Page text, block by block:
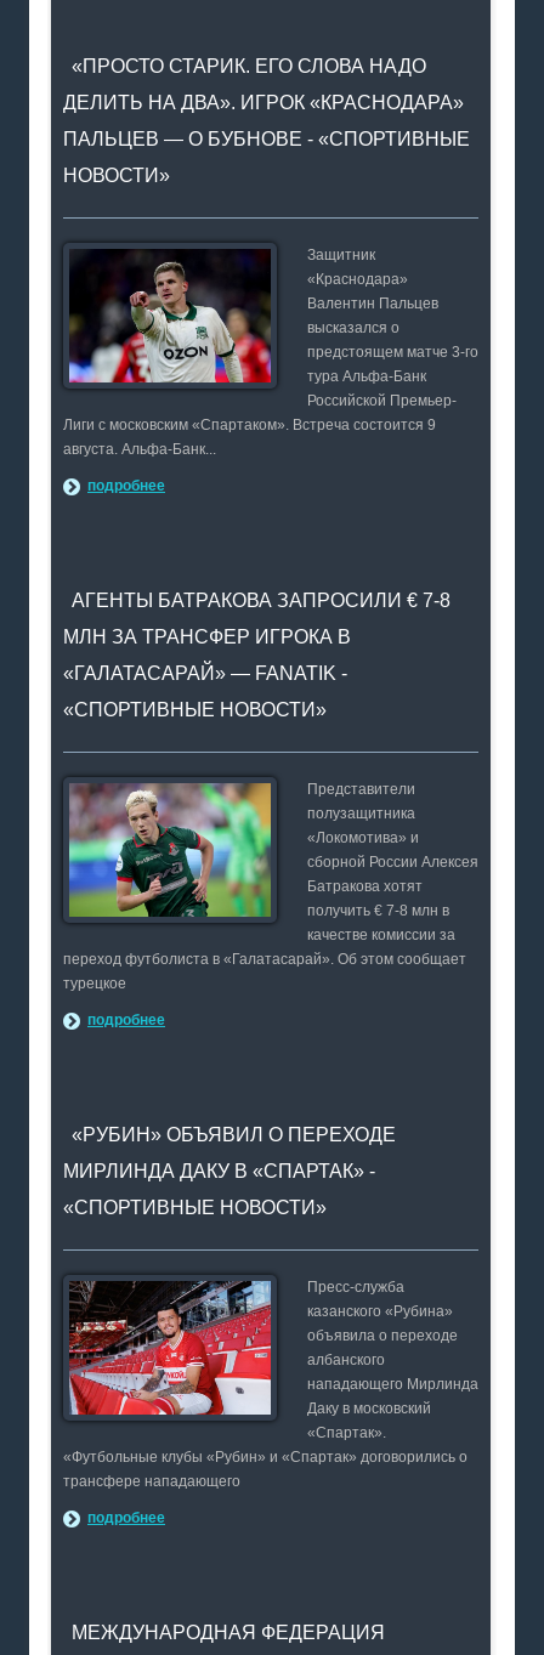
«ПРОСТО СТАРИК. ЕГО СЛОВА НАДО
ДЕЛИТЬ НА ДВА». ИГРОК «КРАСНОДАРА»
ПАЛЬЦЕВ — О БУБНОВЕ - «СПОРТИВНЫЕ
НОВОСТИ»
Защитник
«Краснодара»
Валентин Пальцев
высказался о
предстоящем матче 3-го
тура Альфа-Банк
Российской Премьер-
Лиги с московским «Спартаком». Встреча состоится 9
августа. Альфа-Банк...
подробнее
АГЕНТЫ БАТРАКОВА ЗАПРОСИЛИ € 7-8
МЛН ЗА ТРАНСФЕР ИГРОКА В
«ГАЛАТАСАРАЙ» — FANATIK -
«СПОРТИВНЫЕ НОВОСТИ»
Представители
полузащитника
«Локомотива» и
сборной России Алексея
Батракова хотят
получить € 7-8 млн в
качестве комиссии за
переход футболиста в «Галатасарай». Об этом сообщает
турецкое
подробнее
«РУБИН» ОБЪЯВИЛ О ПЕРЕХОДЕ
МИРЛИНДА ДАКУ В «СПАРТАК» -
«СПОРТИВНЫЕ НОВОСТИ»
Пресс-служба
казанского «Рубина»
объявила о переходе
албанского
нападающего Мирлинда
Даку в московский
«Спартак».
«Футбольные клубы «Рубин» и «Спартак» договорились о
трансфере нападающего
подробнее
МЕЖДУНАРОДНАЯ ФЕДЕРАЦИЯ